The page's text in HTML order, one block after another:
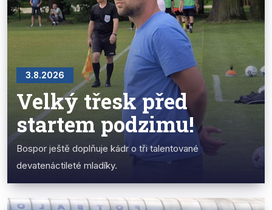
3.8.2026
Velký třesk před
startem podzimu!
Bospor ještě doplňuje kádr o tři talentované
devatenáctileté mladíky.